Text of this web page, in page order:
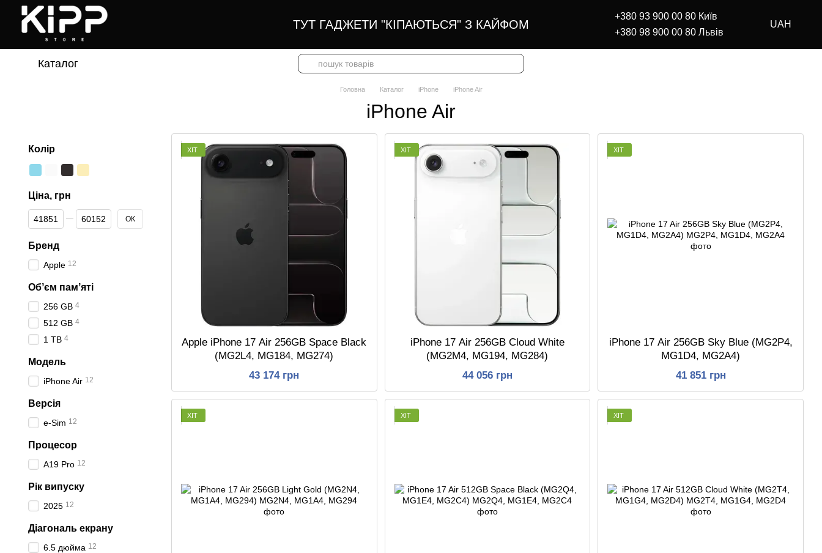
Перейти до основного контенту
ТУТ ГАДЖЕТИ "КІПАЮТЬСЯ" З КАЙФОМ
+380 93 900 00 80 Київ
+380 98 900 00 80 Львів
UAH
Каталог
Головна Каталог iPhone iPhone Air
iPhone Air
ХІТ
Apple iPhone 17 Air 256GB Space Black
(MG2L4, MG184, MG274)
43 174 грн
ХІТ
iPhone 17 Air 256GB Cloud White
(MG2M4, MG194, MG284)
44 056 грн
ХІТ
iPhone 17 Air 256GB Sky Blue (MG2P4,
MG1D4, MG2A4)
41 851 грн
ХІТ ХІТ ХІТ
Колір
Ціна, грн
Від Ціна, грн
До Ціна, грн ОК
Бренд
Apple 12
Обʼєм памʼяті
256 GB 4
512 GB 4
1 TB 4
Модель
іPhone Air 12
Версія
e-Sim 12
Процесор
A19 Pro 12
Рік випуску
2025 12
Діагональ екрану
6.5 дюйма 12